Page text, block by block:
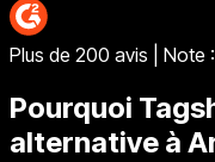
Plus de 200 avis | Note
Pourquoi
alternative à